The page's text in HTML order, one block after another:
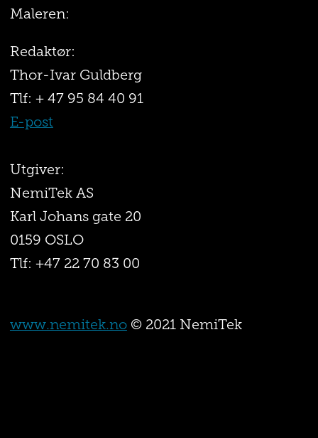
Maleren:
Redaktør:
Thor-Ivar Guldberg
Tlf: + 47 95 84 40 91
E-post
Utgiver:
NemiTek AS
Karl Johans gate 20
0159 OSLO
Tlf: +47 22 70 83 00
www.nemitek.no© 2021 NemiTek